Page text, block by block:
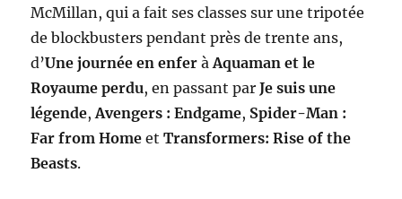
McMillan, qui a fait ses classes sur une tripotée
de blockbusters pendant près de trente ans,
d’Une journée en enfer àAquaman et le
Royaume perdu, en passant parJe suis une
légende,Avengers : Endgame, Spider-Man :
Far from Home etTransformers: Rise of the
Beasts.